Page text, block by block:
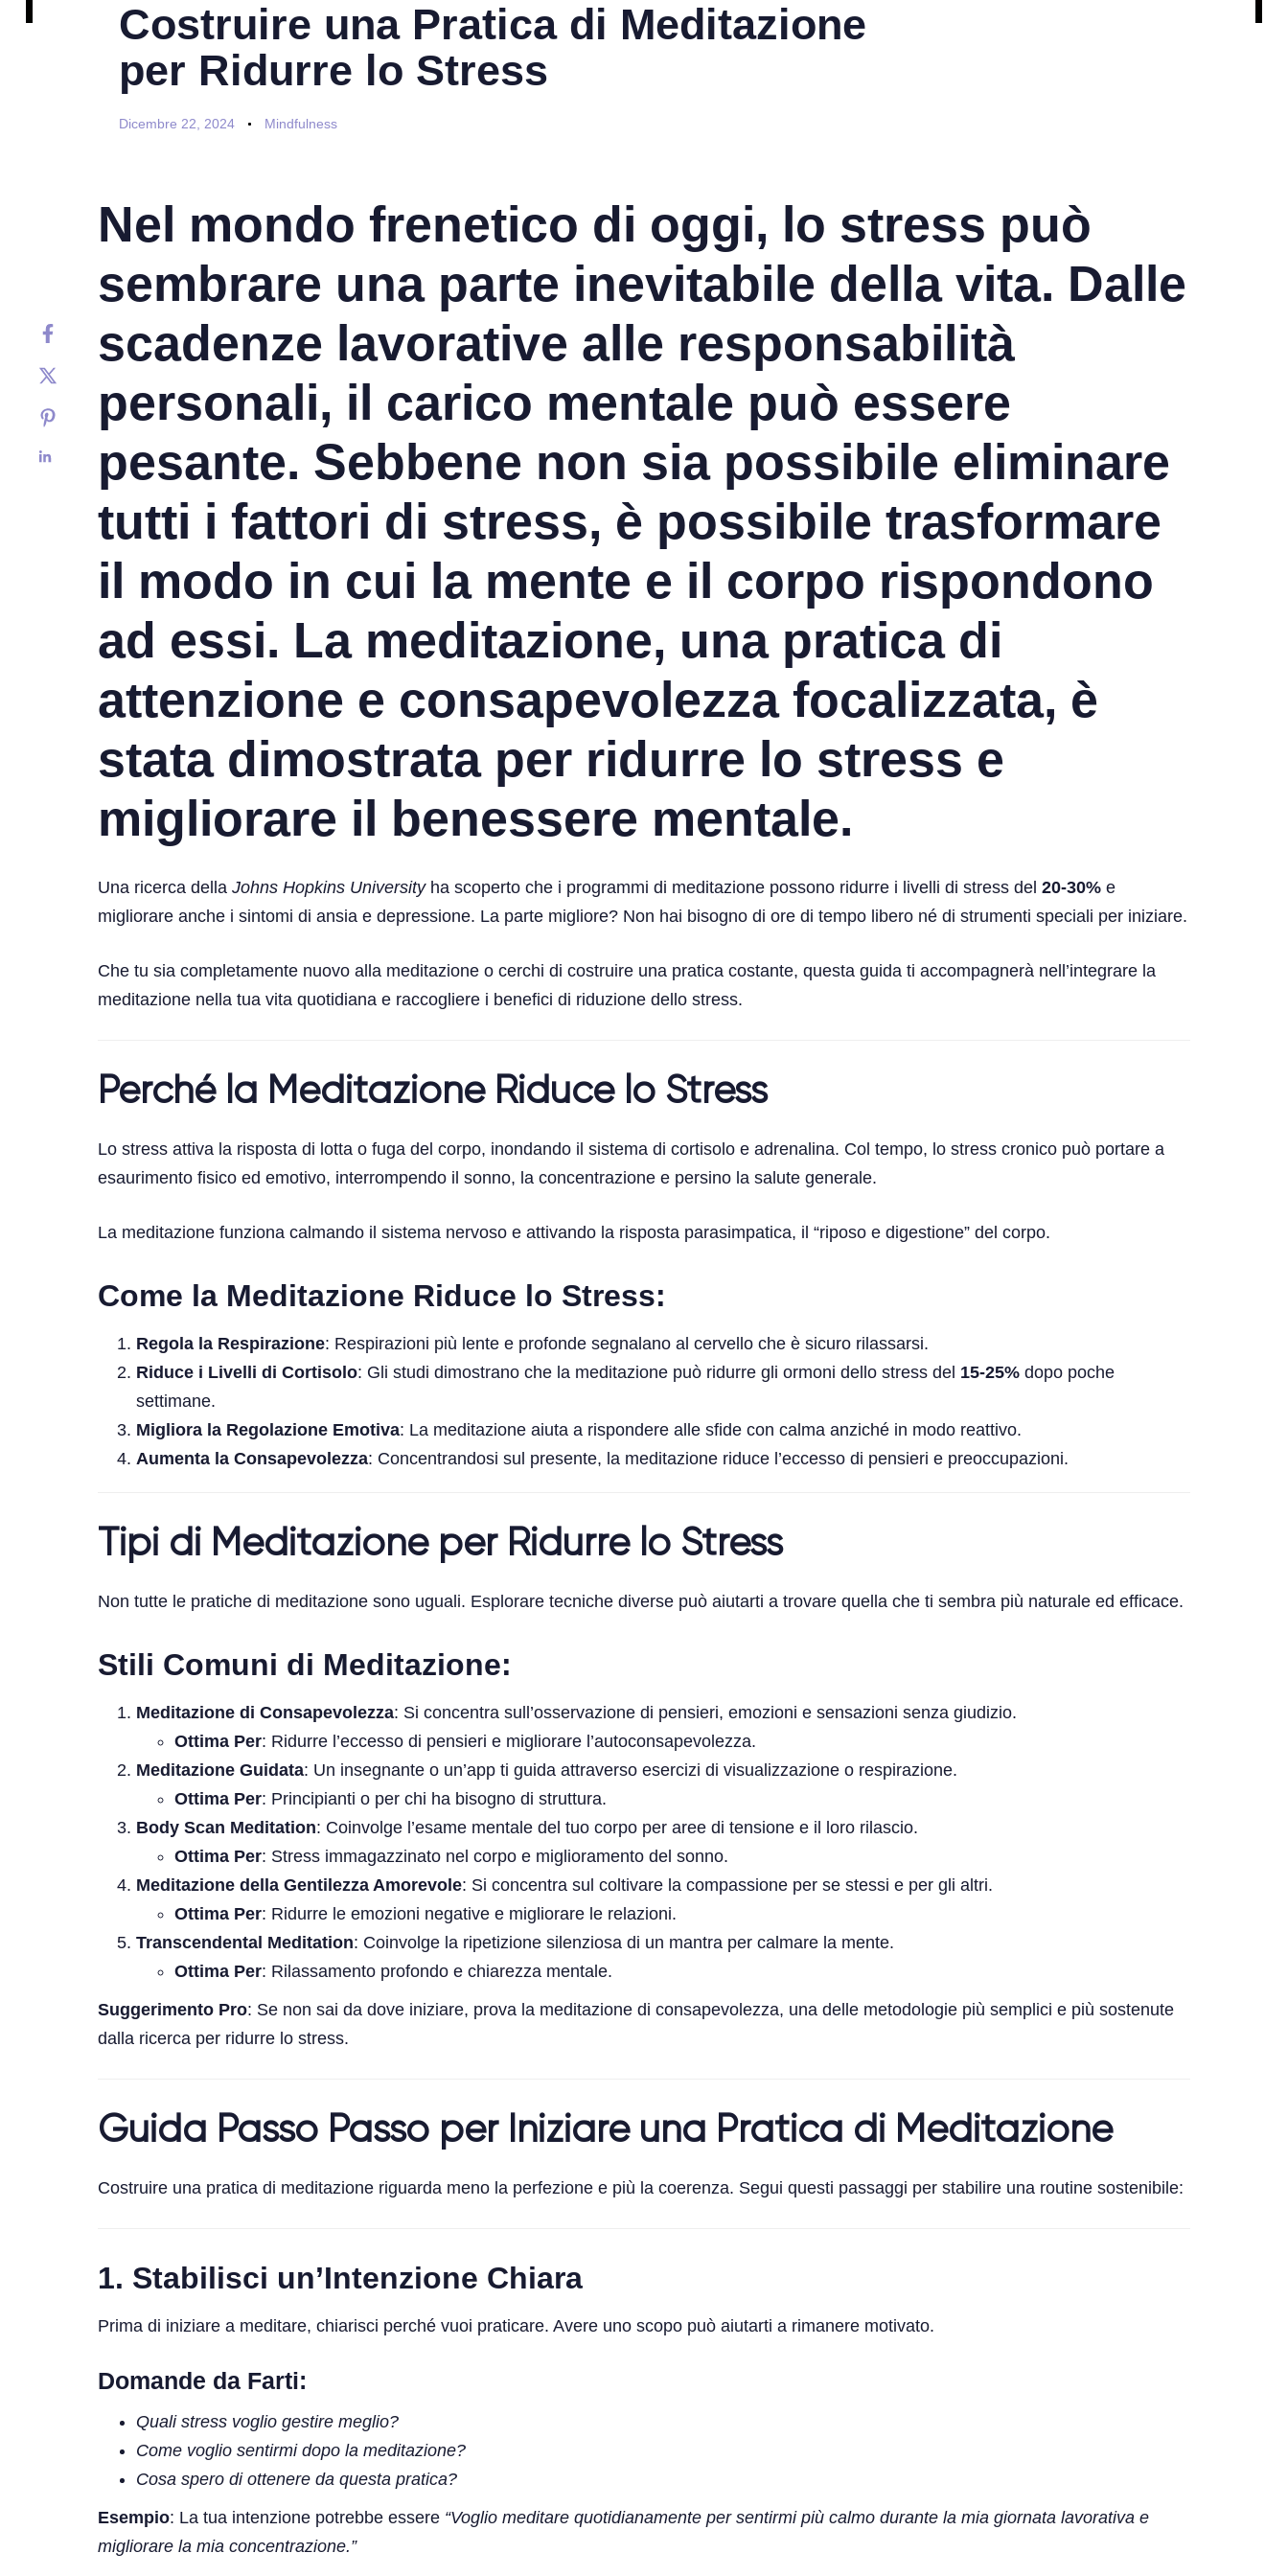
Costruire una Pratica di Meditazione
per Ridurre lo Stress
Dicembre 22, 2024 Mindfulness
Nel mondo frenetico di oggi, lo stress può
sembrare una parte inevitabile della vita. Dalle
scadenze lavorative alle responsabilità
personali, il carico mentale può essere
pesante. Sebbene non sia possibile eliminare
tutti i fattori di stress, è possibile trasformare
il modo in cui la mente e il corpo rispondono
ad essi. La meditazione, una pratica di
attenzione e consapevolezza focalizzata, è
stata dimostrata per ridurre lo stress e
migliorare il benessere mentale.
Una ricerca della Johns Hopkins Universityha scoperto che i programmi di meditazione possono ridurre i livelli di stress del 20-30% e
migliorare anche i sintomi di ansia e depressione. La parte migliore? Non hai bisogno di ore di tempo libero né di strumenti speciali per iniziare.
Che tu sia completamente nuovo alla meditazione o cerchi di costruire una pratica costante, questa guida ti accompagnerà nell’integrare la
meditazione nella tua vita quotidiana e raccogliere i benefici di riduzione dello stress.
Perché la Meditazione Riduce lo Stress
Lo stress attiva la risposta di lotta o fuga del corpo, inondando il sistema di cortisolo e adrenalina. Col tempo, lo stress cronico può portare a
esaurimento fisico ed emotivo, interrompendo il sonno, la concentrazione e persino la salute generale.
La meditazione funziona calmando il sistema nervoso e attivando la risposta parasimpatica, il “riposo e digestione” del corpo.
Come la Meditazione Riduce lo Stress:
Regola la Respirazione: Respirazioni più lente e profonde segnalano al cervello che è sicuro rilassarsi.
Riduce i Livelli di Cortisolo: Gli studi dimostrano che la meditazione può ridurre gli ormoni dello stress del 15-25% dopo poche
settimane.
Migliora la Regolazione Emotiva: La meditazione aiuta a rispondere alle sfide con calma anziché in modo reattivo.
Aumenta la Consapevolezza: Concentrandosi sul presente, la meditazione riduce l’eccesso di pensieri e preoccupazioni.
Tipi di Meditazione per Ridurre lo Stress
Non tutte le pratiche di meditazione sono uguali. Esplorare tecniche diverse può aiutarti a trovare quella che ti sembra più naturale ed efficace.
Stili Comuni di Meditazione:
Meditazione di Consapevolezza: Si concentra sull’osservazione di pensieri, emozioni e sensazioni senza giudizio.
Ottima Per: Ridurre l’eccesso di pensieri e migliorare l’autoconsapevolezza.
Meditazione Guidata: Un insegnante o un’app ti guida attraverso esercizi di visualizzazione o respirazione.
Ottima Per: Principianti o per chi ha bisogno di struttura.
Body Scan Meditation: Coinvolge l’esame mentale del tuo corpo per aree di tensione e il loro rilascio.
Ottima Per: Stress immagazzinato nel corpo e miglioramento del sonno.
Meditazione della Gentilezza Amorevole: Si concentra sul coltivare la compassione per se stessi e per gli altri.
Ottima Per: Ridurre le emozioni negative e migliorare le relazioni.
Transcendental Meditation: Coinvolge la ripetizione silenziosa di un mantra per calmare la mente.
Ottima Per: Rilassamento profondo e chiarezza mentale.
Suggerimento Pro: Se non sai da dove iniziare, prova la meditazione di consapevolezza, una delle metodologie più semplici e più sostenute
dalla ricerca per ridurre lo stress.
Guida Passo Passo per Iniziare una Pratica di Meditazione
Costruire una pratica di meditazione riguarda meno la perfezione e più la coerenza. Segui questi passaggi per stabilire una routine sostenibile:
1. Stabilisci un’Intenzione Chiara
Prima di iniziare a meditare, chiarisci perché vuoi praticare. Avere uno scopo può aiutarti a rimanere motivato.
Domande da Farti:
Quali stress voglio gestire meglio?
Come voglio sentirmi dopo la meditazione?
Cosa spero di ottenere da questa pratica?
Esempio: La tua intenzione potrebbe essere “Voglio meditare quotidianamente per sentirmi più calmo durante la mia giornata lavorativa e
migliorare la mia concentrazione.”